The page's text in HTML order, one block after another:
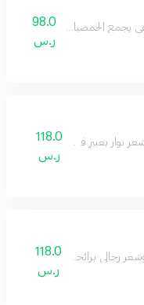
الحمضيات والكراميل مع
98.0
ر.س
بعبير فاخر يدوم طويلاً.
118.0
ر.س
رجالي برائحة منعشة ومميزة.
118.0
ر.س